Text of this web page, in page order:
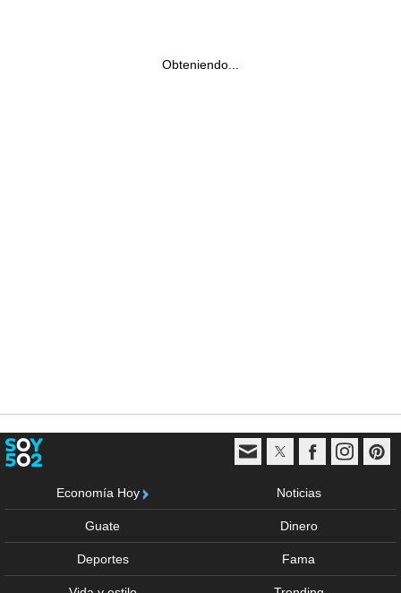
Obteniendo...
Economía Hoy Noticias
Guate Dinero
Deportes Fama